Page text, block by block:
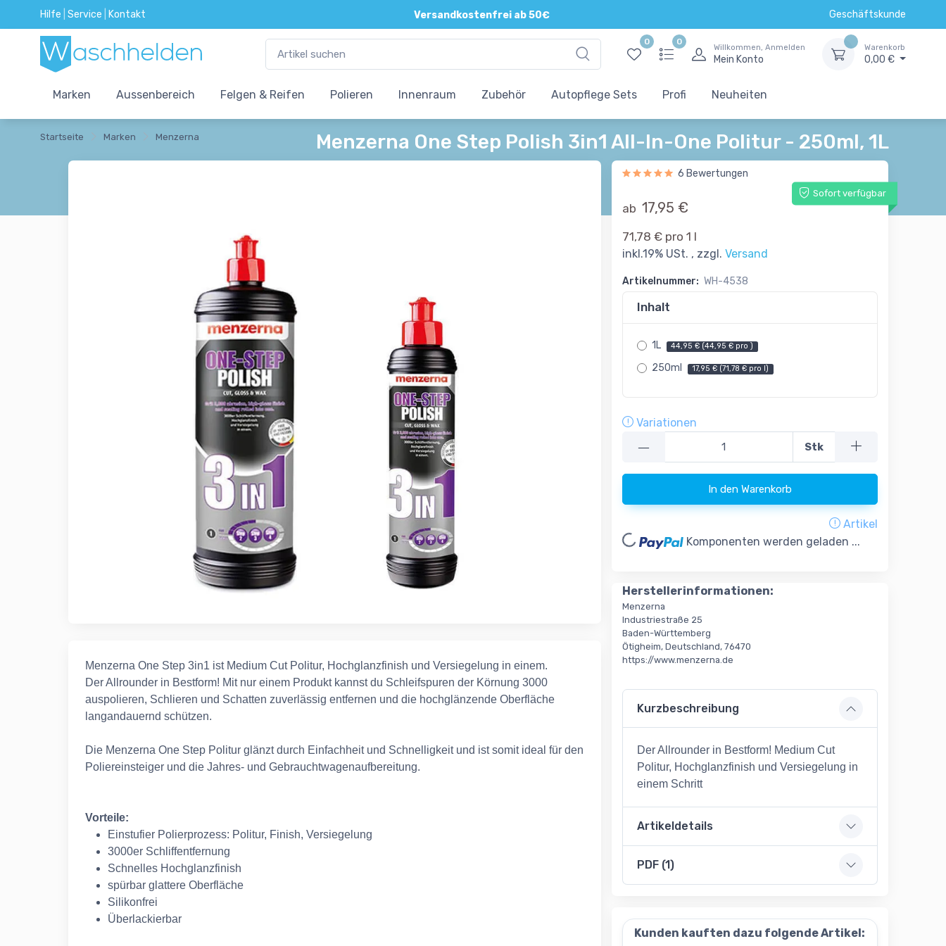
Hilfe Service Kontakt Versandkostenfrei ab 50€
Direkte und persönliche Beratung Geschäftskunde
0 0
Willkommen, Anmelden
Mein Konto
Warenkorb
0,00 €
Marken Aussenbereich Felgen & Reifen Polieren Innenraum Zubehör Autopflege Sets Profi Neuheiten
Startseite Marken Menzerna Menzerna One Step Polish 3in1 All-In-One Politur - 250ml, 1L
Menzerna One Step 3in1 ist Medium Cut Politur, Hochglanzfinish und Versiegelung in einem.
Der Allrounder in Bestform! Mit nur einem Produkt kannst du Schleifspuren der Körnung 3000
auspolieren, Schlieren und Schatten zuverlässig entfernen und die hochglänzende Oberfläche
langandauernd schützen.
Die Menzerna One Step Politur glänzt durch Einfachheit und Schnelligkeit und ist somit ideal für den
Poliereinsteiger und die Jahres- und Gebrauchtwagenaufbereitung.
Vorteile:
Einstufier Polierprozess: Politur, Finish, Versiegelung
3000er Schliffentfernung
Schnelles Hochglanzfinish
spürbar glattere Oberfläche
Silikonfrei
Überlackierbar
6 Bewertungen
Sofort verfügbar
ab 17,95 €
71,78 € pro 1 l
inkl.19% USt. , zzgl. Versand
Artikelnummer: WH-4538
Inhalt
1L 44,95 € (44,95 € pro )
250ml 17,95 € (71,78 € pro l)
Variationen
— Stk
In den Warenkorb
Artikel
Loading... Komponenten werden geladen ...
Herstellerinformationen:
Menzerna
Industriestraße 25
Baden-Württemberg
Ötigheim, Deutschland, 76470
https://www.menzerna.de
Kurzbeschreibung
Der Allrounder in Bestform! Medium Cut
Politur, Hochglanzfinish und Versiegelung in
einem Schritt
Artikeldetails
PDF (1)
Kunden kauften dazu folgende Artikel: